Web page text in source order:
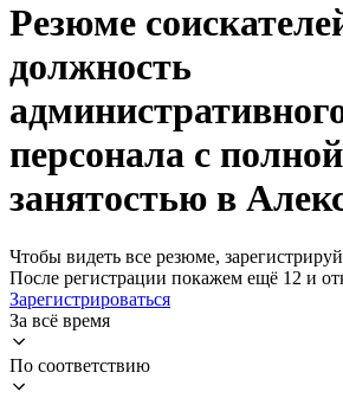
Резюме
должность
персонала с полной
занятостью в
Чтобы видеть все резюме,
После регистрации покажем ещё 12 и
Зарегистрироваться
За всё время
По соответствию